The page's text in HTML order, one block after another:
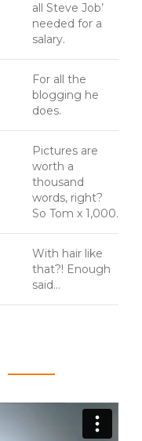
all Steve Job’
needed for a
salary.
For all the
blogging he
does.
Pictures are
worth a
thousand
words, right?
So Tom x 1,000.
With hair like
that?! Enough
said…